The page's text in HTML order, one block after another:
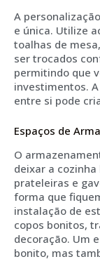
A
e única. Utilize
toalhas de
ser trocados
permitindo que
investimentos.
entre si pode
Espaços de
O
deixar a
prateleiras e
forma que
instalação de
copos bonitos,
decoração. Um
bonito, mas